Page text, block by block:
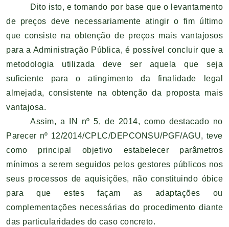
Dito isto, e tomando por base que o levantamento
de preços deve necessariamente atingir o fim último
que consiste na obtenção de preços mais vantajosos
para a Administração Pública, é possível concluir que a
metodologia utilizada deve ser aquela que seja
suficiente para o atingimento da finalidade legal
almejada, consistente na obtenção da proposta mais
vantajosa.
Assim, a IN nº 5, de 2014, como destacado no
Parecer nº 12/2014/CPLC/DEPCONSU/PGF/AGU, teve
como principal objetivo estabelecer parâmetros
mínimos a serem seguidos pelos gestores públicos nos
seus processos de aquisições, não constituindo óbice
para que estes façam as adaptações ou
complementações necessárias do procedimento diante
das particularidades do caso concreto.